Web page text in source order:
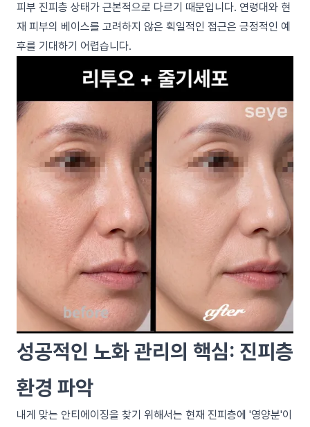
피부 진피층 상태가 근본적으로 다르기 때문입니다. 연령대와 현
재 피부의 베이스를 고려하지 않은 획일적인 접근은 긍정적인 예
후를 기대하기 어렵습니다.
성공적인 노화 관리의 핵심: 진피층
환경 파악
내게 맞는 안티에이징을 찾기 위해서는 현재 진피층에 '영양분'이